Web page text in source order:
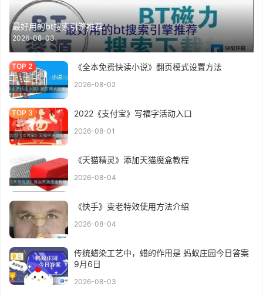
最好用的bt搜索引擎推荐
2026-08-03
《全本免费快读小说》翻页模式设置方法
2026-08-02
2022《支付宝》写福字活动入口
2026-08-01
《天猫精灵》添加天猫魔盒教程
2026-08-04
《快手》变老特效使用方法介绍
2026-08-04
传统蜡染工艺中，蜡的作用是 蚂蚁庄园今日答案
9月6日
2026-08-03